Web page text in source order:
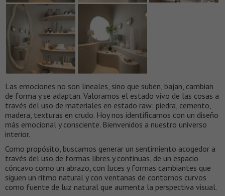
Las emociones no son lineales, sino que suben, bajan, cambian
de forma y se adaptan. Valoramos el estado vivo de las cosas a
través del uso de materiales en estado raw: piedra, cemento,
madera, texturas en crudo. Hoy nos identificamos con un diseño
más emocional y consciente. Bienvenidos a nuestro universo
interior.
Como propósito, buscamos generar un sentimiento acogedor a
través del uso de formas libres y continuas, de un espacio
cóncavo como un abrazo, con luces y formas cambiantes que
siguen un ritmo natural y con ventanas de contornos curvos
como fuente de luz natural que aumenta la perspectiva visual.